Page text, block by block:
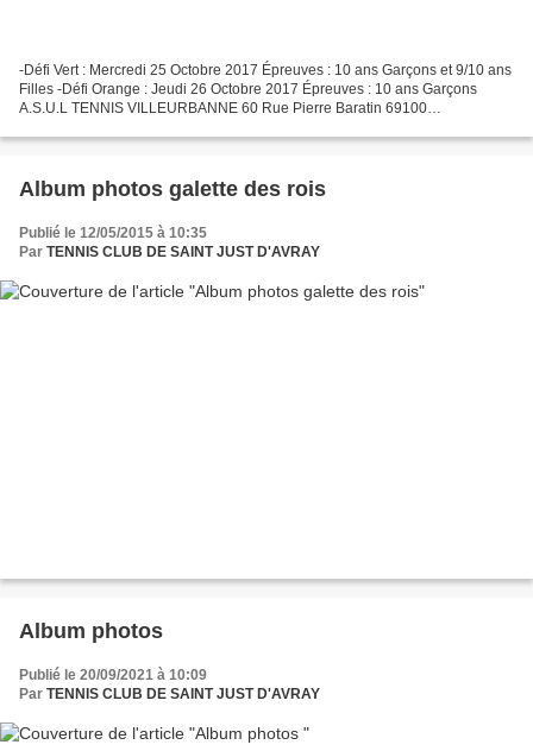
-Défi Vert : Mercredi 25 Octobre 2017 Épreuves : 10 ans Garçons et 9/10 ans
Filles -Défi Orange : Jeudi 26 Octobre 2017 Épreuves : 10 ans Garçons
A.S.U.L TENNIS VILLEURBANNE 60 Rue Pierre Baratin 69100
Album photos galette des rois
Publié le 12/05/2015 à 10:35
Par TENNIS CLUB DE SAINT JUST D'AVRAY
Album photos
Publié le 20/09/2021 à 10:09
Par TENNIS CLUB DE SAINT JUST D'AVRAY